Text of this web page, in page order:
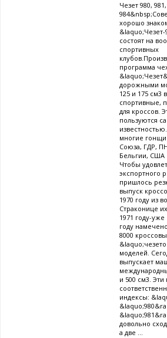
Чезет 980, 981,
хорошо
состоят на
спортивных
программа
дорожными
125 и 175 см3
спортивные,
для кроссов.
пользуются
многие
Союза, ГДР,
Бельгии, США
Чтобы
экспортного
пришлось
выпуск
1970 году из
Страконице
1971 году-
году
8000
моделей.
выпускает
и 500 см3.
индексы:
довольно
а две ...